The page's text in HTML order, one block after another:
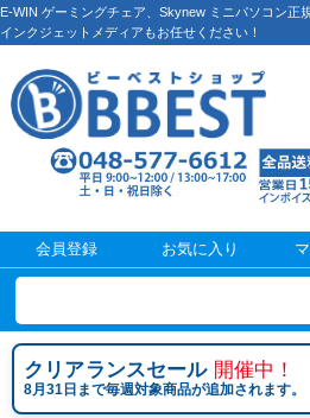
E-WIN ゲーミングチェア、Skynew ミニパソコン正
インクジェットメディアもお任せください！
会員登録 お気に入り
クリアランスセール 開催中！
8月31日まで毎週対象商品が追加されます。